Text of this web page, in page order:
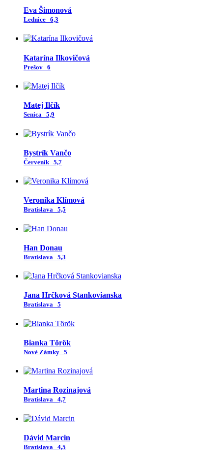
Eva Šimonová
Lednice 6,3
Katarína Ilkovičová
Prešov 6
Matej Ilčík
Senica 5,9
Bystrík Vančo
Červeník 5,7
Veronika Klímová
Bratislava 5,5
Han Donau
Bratislava 5,3
Jana Hrčková Stankovianska
Bratislava 5
Bianka Török
Nové Zámky 5
Martina Rozinajová
Bratislava 4,7
Dávid Marcin
Bratislava 4,5